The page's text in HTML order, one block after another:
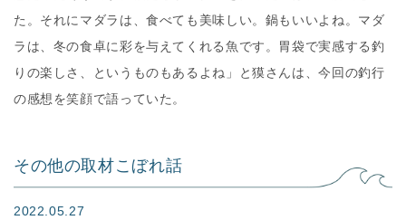
た。それにマダラは、食べても美味しい。鍋もいいよね。マダ
ラは、冬の食卓に彩を与えてくれる魚です。胃袋で実感する釣
りの楽しさ、というものもあるよね」と獏さんは、今回の釣行
の感想を笑顔で語っていた。
その他の取材こぼれ話
2022.05.27